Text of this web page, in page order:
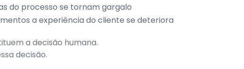
do processo se tornam gargalo
a experiência do cliente se deteriora
a decisão humana.
decisão.